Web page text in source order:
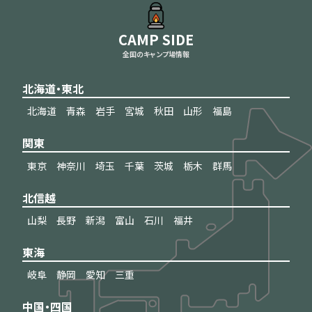
CAMP SIDE
全国のキャンプ場情報
北海道・東北
北海道 青森 岩手 宮城 秋田 山形 福島
関東
東京 神奈川 埼玉 千葉 茨城 栃木 群馬
北信越
山梨 長野 新潟 富山 石川 福井
東海
岐阜 静岡 愛知 三重
中国・四国